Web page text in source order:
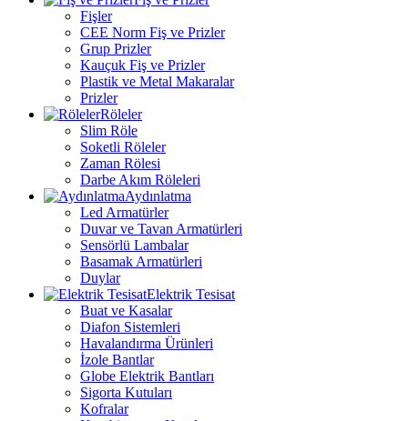
Fişler
CEE Norm Fiş ve Prizler
Grup Prizler
Kauçuk Fiş ve Prizler
Plastik ve Metal Makaralar
Prizler
Röleler
Slim Röle
Soketli Röleler
Zaman Rölesi
Darbe Akım Röleleri
Aydınlatma
Led Armatürler
Duvar ve Tavan Armatürleri
Sensörlü Lambalar
Basamak Armatürleri
Duylar
Elektrik Tesisat
Buat ve Kasalar
Diafon Sistemleri
Havalandırma Ürünleri
İzole Bantlar
Globe Elektrik Bantları
Sigorta Kutuları
Kofralar